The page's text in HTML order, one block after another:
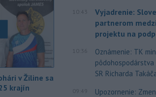
tunel,
z Bieloruska
štátu
zamerala
bývalého
v Žiline sa
krajín
10:43
Vyjadrenie:
partnerom
projektu na
10:36
Oznámenie: TK
SR Richarda
09:49
Upozornenie: